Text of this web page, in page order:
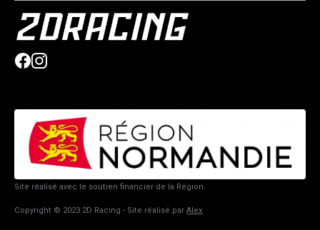
Site réalisé avec le soutien financier de la Région.
Copyright © 2023 2D Racing - Site réalisé par Alex